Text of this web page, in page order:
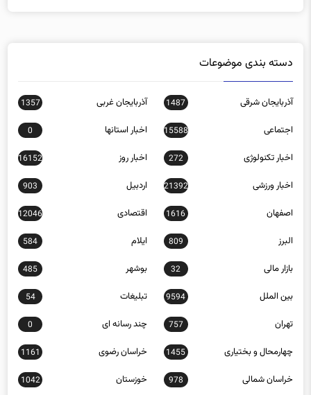
آذربایجان شرقی
اجتماعی 15588 اخبار استانها 0
اخبار تکنولوژی 272 اخبار روز 16152
اخبار ورزشی 21392 اردبیل 903
اصفهان 1616 اقتصادی 12046
البرز 809 ایلام 584
بازار مالی 32 بوشهر 485
بین الملل 9594 تبلیغات 54
تهران 757 چند رسانه ای 0
چهارمحال و بختیاری 1455 خراسان رضوی 1161
خراسان شمالی 978 خوزستان 1042
زنجان 653 سبک زندگی 397